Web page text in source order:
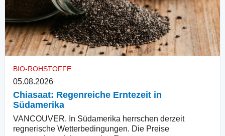
BIO-ROHSTOFFE
05.08.2026
Chiasaat: Regenreiche Erntezeit in
Südamerika
VANCOUVER. In Südamerika herrschen derzeit
regnerische Wetterbedingungen. Die Preise